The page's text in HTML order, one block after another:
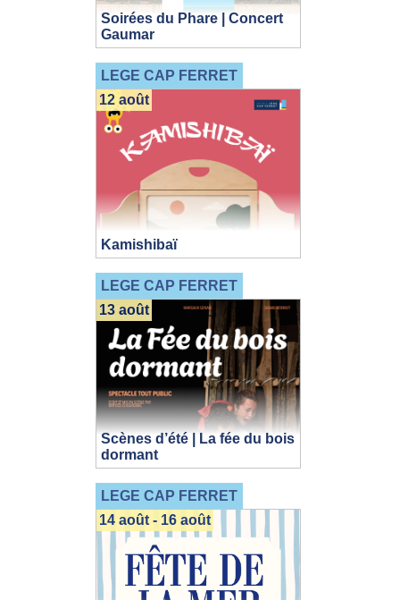
Soirées du Phare | Concert
Gaumar
LEGE CAP FERRET
Kamishibaï
12 août
LEGE CAP FERRET
Scènes d’été | La fée du bois
dormant
13 août
LEGE CAP FERRET
14 août - 16 août